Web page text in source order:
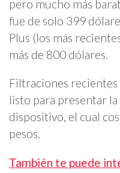
pero mucho más
fue de solo 399
Plus (los más
más de 800 dólares.
Filtraciones recientes
listo para presentar
dispositivo, el cual
pesos.
También te puede